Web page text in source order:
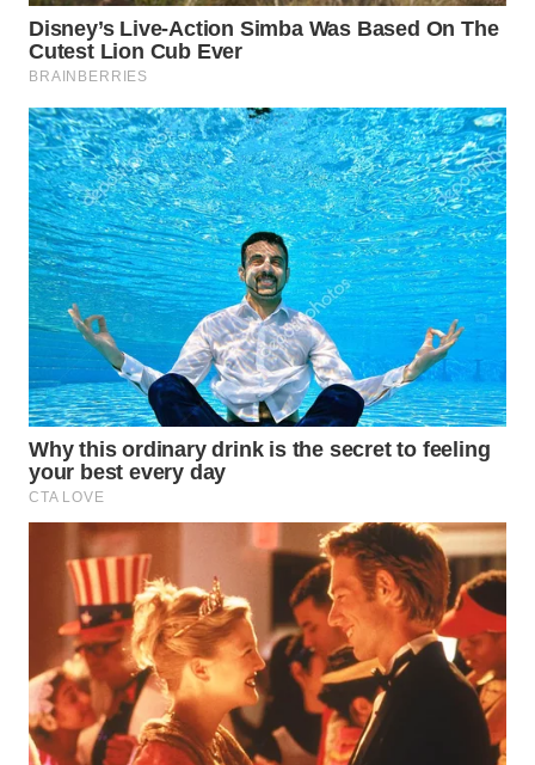
WAHANA
SPORT
WAHANA
UMKM
WAHANA
SELEB
WAHANA
PERSONA
WAHANA
OTOMOTIF
WAHANA
HEALTH
WAHANA
DESA
WISATA
LAPAK
WAHANA